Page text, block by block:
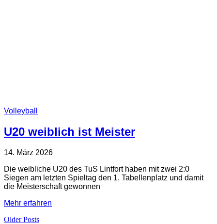
Volleyball
U20 weiblich ist Meister
14. März 2026
Die weibliche U20 des TuS Lintfort haben mit zwei 2:0
Siegen am letzten Spieltag den 1. Tabellenplatz und damit
die Meisterschaft gewonnen
Mehr erfahren
Older Posts